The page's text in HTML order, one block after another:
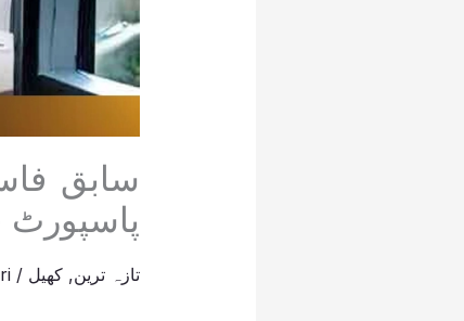
سابق
پاسپورٹ
تازہ ترین, کھیل /